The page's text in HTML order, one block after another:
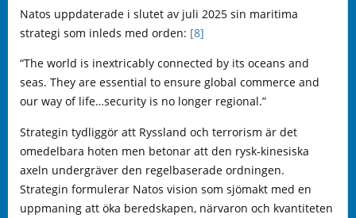
Natos uppdaterade i slutet av juli 2025 sin maritima
strategi som inleds med orden: [8]
“The world is inextricably connected by its oceans and
seas. They are essential to ensure global commerce and
our way of life…security is no longer regional.”
Strategin tydliggör att Ryssland och terrorism är det
omedelbara hoten men betonar att den rysk-kinesiska
axeln undergräver den regelbaserade ordningen.
Strategin formulerar Natos vision som sjömakt med en
uppmaning att öka beredskapen, närvaron och kvantiteten